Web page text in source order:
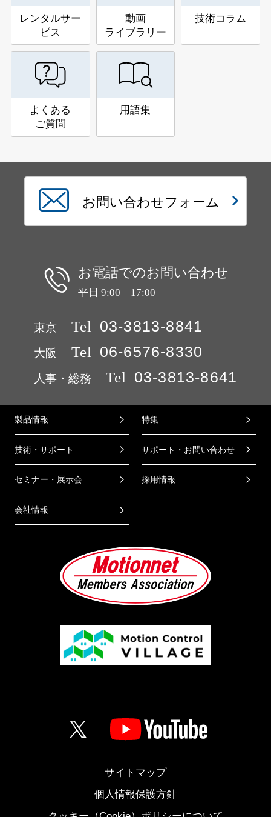
レンタルサー
ビス
動画
ライブラリー
技術コラム
よくある
ご質問
用語集
お問い合わせフォーム
お電話でのお問い合わせ
平日 9:00 – 17:00
東京 Tel 03-3813-8841
大阪 Tel 06-6576-8330
人事・総務 Tel 03-3813-8641
製品情報 特集
技術・サポート サポート・お問い合わせ
セミナー・展示会 採用情報
会社情報
サイトマップ
個人情報保護方針